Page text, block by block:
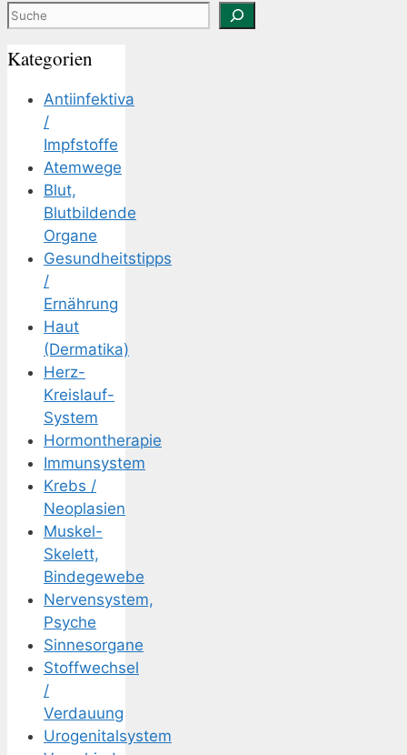
Suchen
Kategorien
Antiinfektiva
/
Impfstoffe
Atemwege
Blut,
Blutbildende
Organe
Gesundheitstipps
/
Ernährung
Haut
(Dermatika)
Herz-
Kreislauf-
System
Hormontherapie
Immunsystem
Krebs /
Neoplasien
Muskel-
Skelett,
Bindegewebe
Nervensystem,
Psyche
Sinnesorgane
Stoffwechsel
/
Verdauung
Urogenitalsystem